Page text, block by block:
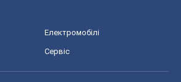
Електромобілі
Сервіс